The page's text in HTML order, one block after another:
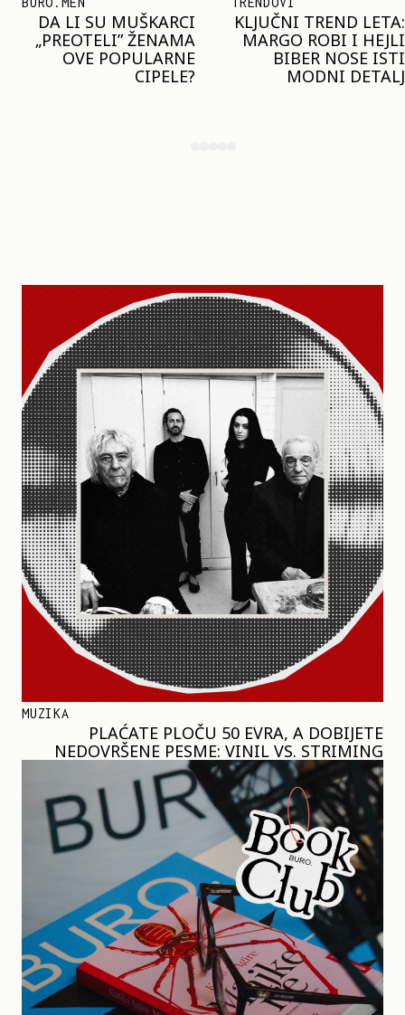
KLJUČNI TREND LETA:
MARGO ROBI I HEJLI
BIBER NOSE ISTI
MODNI DETALJ
JOŠ JE RANO ZA JAKNE
– ALI U RESERVED JE
STIGAO MODEL KOJI
ĆE BITI VELIKI TREND
MUZIKA
PLAĆATE PLOČU 50 EVRA, A DOBIJETE
NEDOVRŠENE PESME: VINIL VS. STRIMING